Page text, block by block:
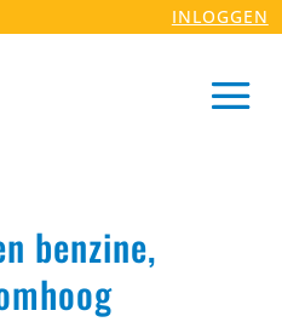
INLOGGEN
benzine,